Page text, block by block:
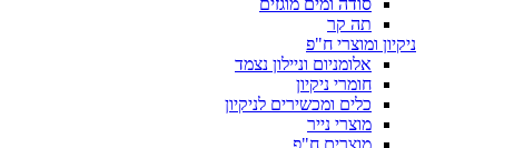
סודה ומים מוגזים
תה קר
ניקיון ומוצרי ח"פ
אלומניום וניילון נצמד
חומרי ניקיון
כלים ומכשירים לניקיון
מוצרי נייר
מוצרים ח"פ